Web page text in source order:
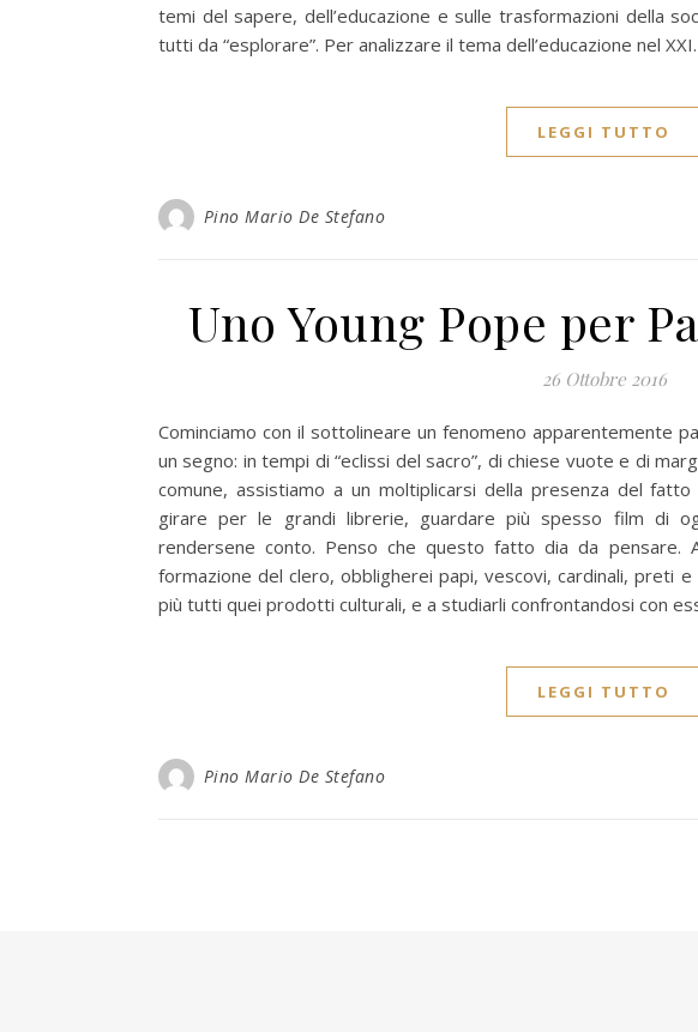
temi del sapere, dell’educazione e sulle trasformazioni della
tutti da “esplorare”. Per analizzare il tema dell’educazione nel
LEGGI TUTTO
Pino Mario De Stefano
Uno Young Pope per
26 Ottobre 2016
Cominciamo con il sottolineare un fenomeno apparentemente
un segno: in tempi di “eclissi del sacro”, di chiese vuote e di
comune, assistiamo a un moltiplicarsi della presenza del
girare per le grandi librerie, guardare più spesso film di
rendersene conto. Penso che questo fatto dia da pensare.
formazione del clero, obbligherei papi, vescovi, cardinali, preti
più tutti quei prodotti culturali, e a studiarli confrontandosi con
LEGGI TUTTO
Pino Mario De Stefano